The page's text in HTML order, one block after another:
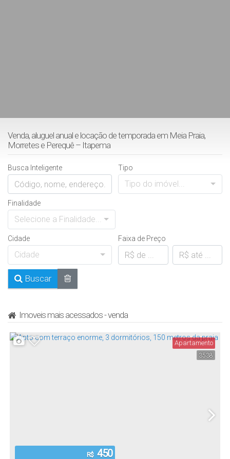
Venda, aluguel anual e locação de temporada em Meia Praia,
Morretes e Perequê – Itapema
Busca Inteligente Tipo
Tipo do imóvel...
Finalidade
Selecione a Finalidade...
Cidade
Cidade
Faixa de Preço
Buscar
Imoveis mais acessados - venda
3538
Apartamento
R$ 450